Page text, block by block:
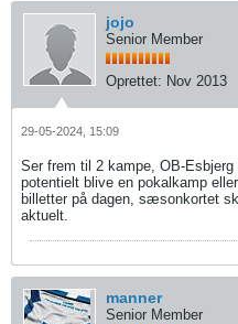
jojo
Senior Member
Oprettet: Nov 2013
29-05-2024, 15:09
Ser frem til 2 kampe, OB-
potentielt blive en pokalkamp
billetter på dagen, sæsonkortet
aktuelt.
manner
Senior Member